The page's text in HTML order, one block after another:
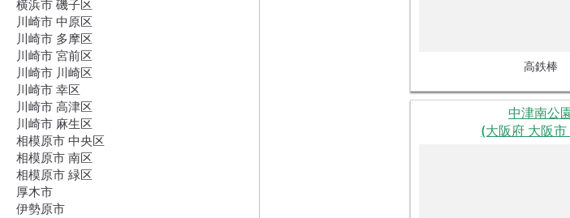
横浜市 磯子区
川崎市 中原区
川崎市 多摩区
川崎市 宮前区
川崎市 川崎区
川崎市 幸区
川崎市 高津区
川崎市 麻生区
相模原市 中央区
相模原市 南区
相模原市 緑区
厚木市
伊勢原市
高鉄棒
中津南公
(大阪府 大阪市